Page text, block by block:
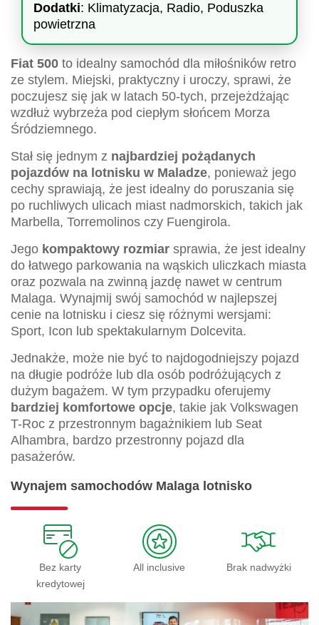
Dodatki: Klimatyzacja, Radio, Poduszka
powietrzna
Fiat 500 to idealny samochód dla miłośników retro
ze stylem. Miejski, praktyczny i uroczy, sprawi, że
poczujesz się jak w latach 50-tych, przejeżdżając
wzdłuż wybrzeża pod ciepłym słońcem Morza
Śródziemnego.
Stał się jednym z najbardziej pożądanych
pojazdów na lotnisku w Maladze, ponieważ jego
cechy sprawiają, że jest idealny do poruszania się
po ruchliwych ulicach miast nadmorskich, takich jak
Marbella, Torremolinos czy Fuengirola.
Jego kompaktowy rozmiar sprawia, że jest idealny
do łatwego parkowania na wąskich uliczkach miasta
oraz pozwala na zwinną jazdę nawet w centrum
Malaga. Wynajmij swój samochód w najlepszej
cenie na lotnisku i ciesz się różnymi wersjami:
Sport, Icon lub spektakularnym Dolcevita.
Jednakże, może nie być to najdogodniejszy pojazd
na długie podróże lub dla osób podróżujących z
dużym bagażem. W tym przypadku oferujemy
bardziej komfortowe opcje, takie jak Volkswagen
T-Roc z przestronnym bagażnikiem lub Seat
Alhambra, bardzo przestronny pojazd dla
pasażerów.
Wynajem samochodów Malaga lotnisko
Bez karty
kredytowej
All inclusive Brak nadwyżki